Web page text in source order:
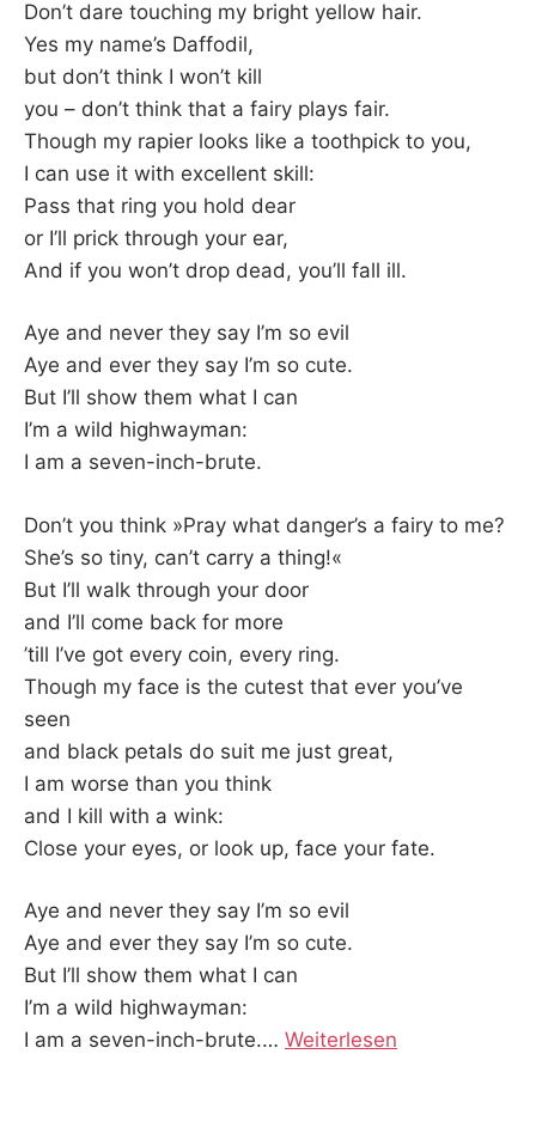
Don’t dare touching my bright yellow hair.
Yes my name’s Daffodil,
but don’t think I won’t kill
you – don’t think that a fairy plays fair.
Though my rapier looks like a toothpick to you,
I can use it with excellent skill:
Pass that ring you hold dear
or I’ll prick through your ear,
And if you won’t drop dead, you’ll fall ill.
Aye and never they say I’m so evil
Aye and ever they say I’m so cute.
But I’ll show them what I can
I’m a wild highwayman:
I am a seven-inch-brute.
Don’t you think »Pray what danger’s a fairy to me?
She’s so tiny, can’t carry a thing!«
But I’ll walk through your door
and I’ll come back for more
’till I’ve got every coin, every ring.
Though my face is the cutest that ever you’ve
seen
and black petals do suit me just great,
I am worse than you think
and I kill with a wink:
Close your eyes, or look up, face your fate.
Aye and never they say I’m so evil
Aye and ever they say I’m so cute.
But I’ll show them what I can
I’m a wild highwayman:
I am a seven-inch-brute.… Weiterlesen